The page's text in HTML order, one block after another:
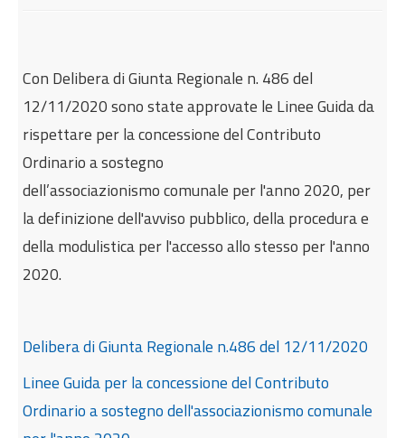
Eventi formativi
Glossario
Contatti
Sei qui:Home
Notizie
Sostegno dell'associazionismo comunale
Con Delibera di Giunta Regionale n. 486 del
12/11/2020 sono state approvate le Linee Guida da
rispettare per la concessione del Contributo
Ordinario a sostegno
dell’associazionismo comunale per l'anno 2020, per
la definizione dell'avviso pubblico, della procedura e
della modulistica per l'accesso allo stesso per l'anno
2020.
Delibera di Giunta Regionale n.486 del 12/11/2020
Linee Guida per la concessione del Contributo
Ordinario a sostegno dell'associazionismo comunale